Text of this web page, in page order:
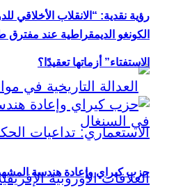
رؤية نقدية: “الانقلاب الأخلاقي
الكونغو الديمقراطية عند
الاستفتاء” أزماتها تعقيدًا؟
حزب كيراي وإعادة هندسة